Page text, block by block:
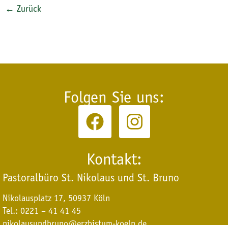
← Zurück
Folgen Sie uns:
Kontakt:
Pastoralbüro St. Nikolaus und St. Bruno
Nikolausplatz 17, 50937 Köln
Tel.: 0221 – 41 41 45